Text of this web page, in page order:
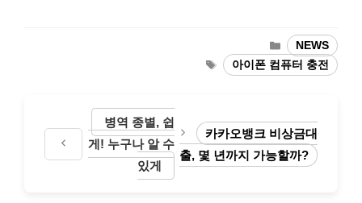
카
테
고
NEWS
태
그
아이폰 컴퓨터 충전
병역 종별, 쉽
게! 누구나 알 수
있게
카카오뱅크 비상금대
출, 몇 년까지 가능할까?